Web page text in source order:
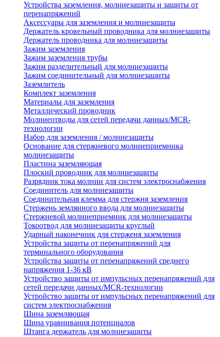
Устройства заземления, молниезащиты и защиты от
перенапряжений
Аксессуары для заземления и молниезащиты
Держатель кровельный проводника для молниезащиты
Держатель проводника для молниезащиты
Зажим заземления
Зажим заземления трубы
Зажим разделительный для молниезащиты
Зажим соединительный для молниезащиты
Заземлитель
Комплект заземления
Материалы для заземления
Металлический проводник
Молниеотводы для сетей передачи данных/MCR-
технологии
Набор для заземления / молниезащиты
Основание для стержневого молниеприемника
молниезащиты
Пластина заземляющая
Плоский проводник для молниезащиты
Разрядник тока молнии для систем электроснабжения
Соединитель для молниезащиты
Соединительная клемма для стержня заземления
Стержень землянного ввода для молниезащиты
Стержневой молниеприемник для молниезащиты
Токоотвод для молниезащиты круглый
Ударный наконечник для стерженя заземления
Устройства защиты от перенапряжений для
терминального оборудования
Устройства защиты от перенапряжений среднего
напряжения 1-36 кВ
Устройство защиты от импульсных перенапряжений для
сетей передачи данных/MCR-технологии
Устройство защиты от импульсных перенапряжений для
систем электроснабжения
Шина заземляющая
Шина уравнивания потенциалов
Штанга держатель для молниезащиты